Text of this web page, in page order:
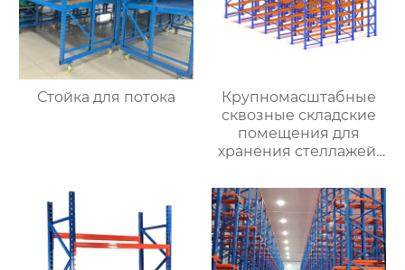
Стойка для потока
Крупномасштабные
сквозные складские
помещения для
хранения стеллажей,
тяжелых стеллажей
проходят по коридору
и въезжают на
оптовый склад
стеллажей